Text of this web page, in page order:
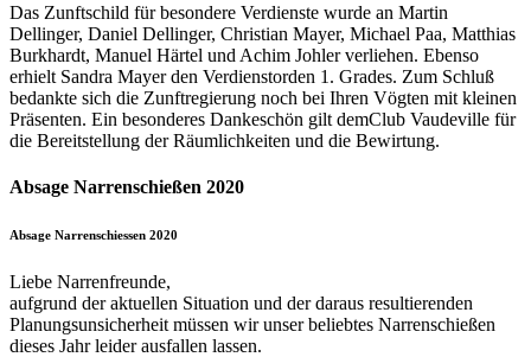
Das Zunftschild für besondere Verdienste wurde an Martin
Dellinger, Daniel Dellinger, Christian Mayer, Michael Paa, Matthias
Burkhardt, Manuel Härtel und Achim Johler verliehen. Ebenso
erhielt Sandra Mayer den Verdienstorden 1. Grades. Zum Schluß
bedankte sich die Zunftregierung noch bei Ihren Vögten mit kleinen
Präsenten. Ein besonderes Dankeschön gilt demClub Vaudeville für
die Bereitstellung der Räumlichkeiten und die Bewirtung.
Absage Narrenschießen 2020
Absage Narrenschiessen 2020
Liebe Narrenfreunde,
aufgrund der aktuellen Situation und der daraus resultierenden
Planungsunsicherheit müssen wir unser beliebtes Narrenschießen
dieses Jahr leider ausfallen lassen.